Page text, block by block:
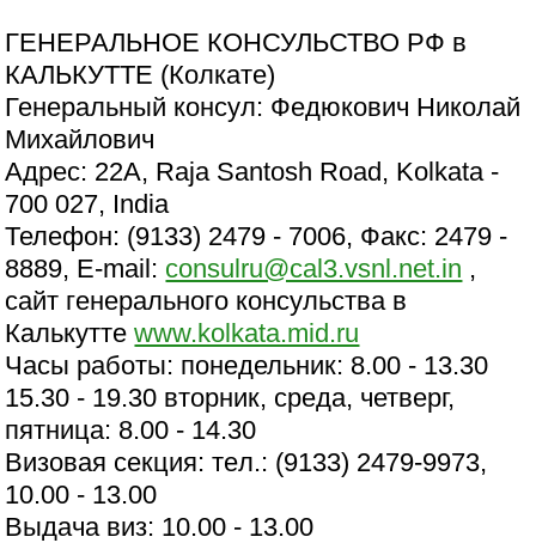
ГЕНЕРАЛЬНОЕ КОНСУЛЬСТВО РФ в
КАЛЬКУТТЕ (Колкате)
Генеральный консул: Федюкович Николай
Михайлович
Адрес: 22A, Raja Santosh Road, Kolkata -
700 027, India
Телефон: (9133) 2479 - 7006, Факс: 2479 -
8889, E-mail: consulru@cal3.vsnl.net.in ,
сайт генерального консульства в
Калькуттеwww.kolkata.mid.ru
Часы работы: понедельник: 8.00 - 13.30
15.30 - 19.30 вторник, среда, четверг,
пятница: 8.00 - 14.30
Визовая секция: тeл.: (9133) 2479-9973,
10.00 - 13.00
Выдача виз: 10.00 - 13.00